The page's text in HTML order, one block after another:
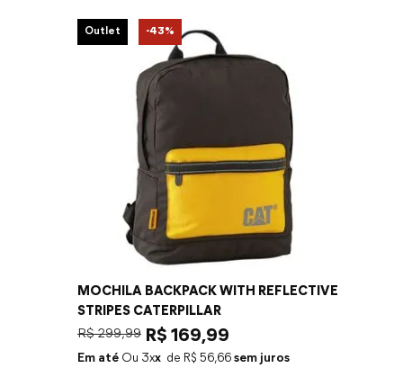
Outlet -43%
MOCHILA BACKPACK WITH REFLECTIVE
STRIPES CATERPILLAR
R$ 299,99 R$ 169,99
Em até 3 x R$ 56,66 sem juros